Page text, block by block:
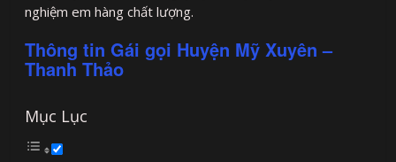
nghiệm em hàng chất lượng.
Thông tin Gái gọi Huyện Mỹ Xuyên –
Thanh Thảo
Mục Lục